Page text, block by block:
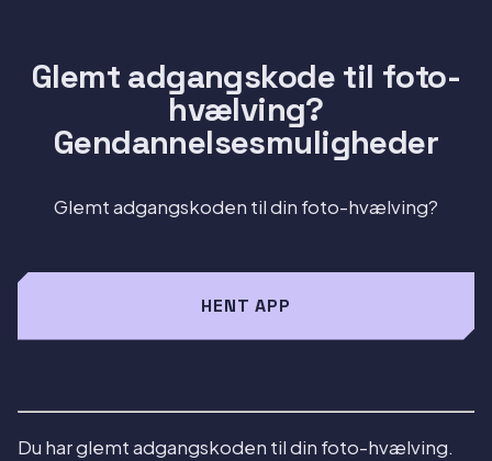
Glemt adgangskode til foto-
hvælving?
Gendannelsesmuligheder
Glemt adgangskoden til din foto-hvælving?
HENT APP
Du har glemt adgangskoden til din foto-hvælving.